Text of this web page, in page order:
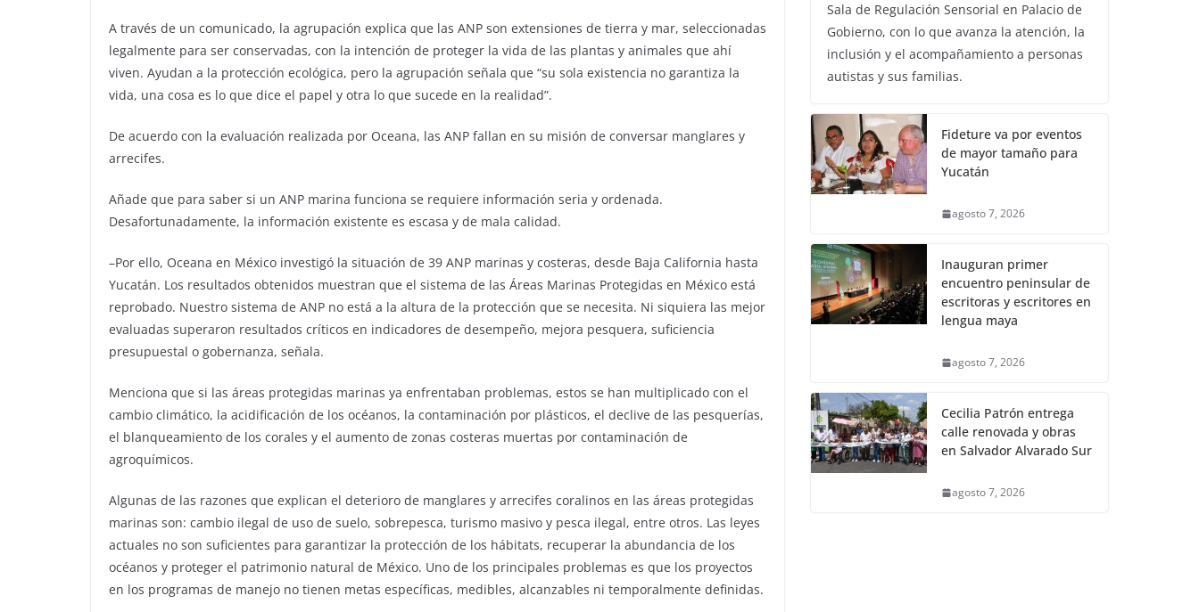
A través de un comunicado, la agrupación explica que las ANP son extensiones de tierra y mar, seleccionadas
legalmente para ser conservadas, con la intención de proteger la vida de las plantas y animales que ahí
viven. Ayudan a la protección ecológica, pero la agrupación señala que “su sola existencia no garantiza la
vida, una cosa es lo que dice el papel y otra lo que sucede en la realidad”.
De acuerdo con la evaluación realizada por Oceana, las ANP fallan en su misión de conversar manglares y
arrecifes.
Añade que para saber si un ANP marina funciona se requiere información seria y ordenada.
Desafortunadamente, la información existente es escasa y de mala calidad.
–Por ello, Oceana en México investigó la situación de 39 ANP marinas y costeras, desde Baja California hasta
Yucatán. Los resultados obtenidos muestran que el sistema de las Áreas Marinas Protegidas en México está
reprobado. Nuestro sistema de ANP no está a la altura de la protección que se necesita. Ni siquiera las mejor
evaluadas superaron resultados críticos en indicadores de desempeño, mejora pesquera, suficiencia
presupuestal o gobernanza, señala.
Menciona que si las áreas protegidas marinas ya enfrentaban problemas, estos se han multiplicado con el
cambio climático, la acidificación de los océanos, la contaminación por plásticos, el declive de las pesquerías,
el blanqueamiento de los corales y el aumento de zonas costeras muertas por contaminación de
agroquímicos.
Algunas de las razones que explican el deterioro de manglares y arrecifes coralinos en las áreas protegidas
marinas son: cambio ilegal de uso de suelo, sobrepesca, turismo masivo y pesca ilegal, entre otros. Las leyes
actuales no son suficientes para garantizar la protección de los hábitats, recuperar la abundancia de los
océanos y proteger el patrimonio natural de México. Uno de los principales problemas es que los proyectos
en los programas de manejo no tienen metas específicas, medibles, alcanzables ni temporalmente definidas.
Sala de Regulación Sensorial en Palacio de
Gobierno, con lo que avanza la atención, la
inclusión y el acompañamiento a personas
autistas y sus familias.
Fideture va por eventos
de mayor tamaño para
Yucatán
agosto 7, 2026
Inauguran primer
encuentro peninsular de
escritoras y escritores en
lengua maya
agosto 7, 2026
Cecilia Patrón entrega
calle renovada y obras
en Salvador Alvarado Sur
agosto 7, 2026